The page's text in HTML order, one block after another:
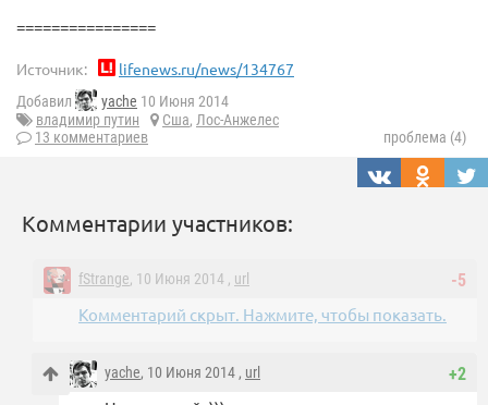
================
Источник: lifenews.ru/news/134767
Добавил yache 10 Июня 2014
владимир путин
Сша, Лос-Анжелес
13 комментариев
проблема (4)
Комментарии участников:
-5
fStrange, 10 Июня 2014 , url
Комментарий скрыт. Нажмите, чтобы показать.
+2
yache, 10 Июня 2014 , url